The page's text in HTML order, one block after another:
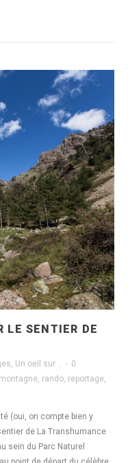
LE SENTIER DE
, Un oeil sur .. · 0
montagne, rando, reportage,
(oui, on compte bien y
de La Transhumance
sein du Parc Naturel